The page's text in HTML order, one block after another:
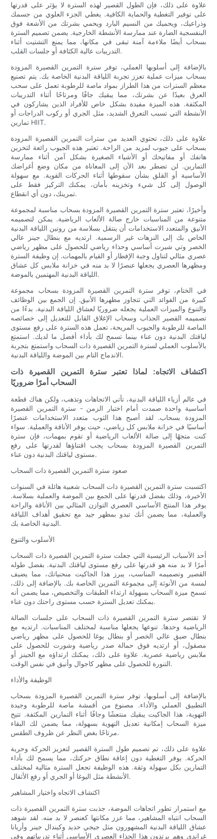
علاوة على ذلك، فإن الطول القصير لهذه السترة لا يؤثر على قدرتها
على توفير التغطية والحماية الكافية. يغطي الجزء العلوي من جسمك
وذراعيك، ويحميك من النسيم البارد ويحمي بشرتك من الأشعة فوق
البنفسجية الضارة عند ممارسة الأنشطة الخارجية. يضمن تصميم السترة
بسحاب أيضًا ملاءمة آمنة تبقى في مكانها، مما يمنع التشتيت أثناء
التدريبات عالية الكثافة أو جلسات القلب.
بالإضافة إلى أسلوبها العملي، توفر سترة التمرين القصيرة المزودة
بسحاب ميزات عملية تعزز تجربة اللياقة البدنية الخاصة بك. يتم تصنيع
معظم السترات من هذا الطراز بمواد ماصة للرطوبة تعمل على سحب
العرق بعيدًا عن بشرتك، مما يبقيك جافًا ومرتاحًا أثناء التدريبات
المكثفة. هذه الميزة مفيدة بشكل خاص للأفراد الذين يشاركون في
الأنشطة التي تسبب التعرق الشديد، مثل الجري أو ركوب الدراجات أو
تمارين HIIT.
علاوة على ذلك، تحتوي العديد من سترات التمرين القصيرة المزودة
بسحاب على جيوب لمزيد من الراحة. تعتبر هذه الجيوب رائعة لتخزين
هاتفك أو مفاتيحك أو الأشياء الصغيرة بشكل آمن أثناء ممارسة
التمارين. لن تضطر بعد الآن إلى المعاناة من مكان وضع أغراضك
الأساسية أو القلق بشأن سقوطها أثناء الحركات القوية. مع سهولة
الوصول إلى كل شيء وتخزينه بأمان، يمكنك التركيز فقط على
تمرينك، دون أي انقطاع.
وأخيرًا، تعتبر سترة التمرين القصيرة المزودة بسحاب مناسبة لمجموعة
متنوعة من المناسبات خارج صالة الألعاب الرياضية. يمكن لتصميمه
الأنيق والمتعدد الاستخدامات أن ينتقل بسلاسة من روتين اللياقة البدنية
الخاص بك إلى النزهات غير الرسمية. ارتديه مع بنطال جينز عالي
الخصر وتي شيرت أساسي وحذاء رياضي للحصول على مظهر رياضي
عصري مثالي لتناول وجبة الإفطار أو القيام بالمهمات. إن وظيفة السترة
ومظهرها العصري يجعلها عنصرًا لا بد منه في خزانة ملابس كل عشاق
اللياقة البدنية المهتمين بالموضة.
في الختام، توفر سترة التمرين القصيرة المزودة بسحاب مجموعة
كبيرة من الفوائد التي تتجاوز مظهرها الأنيق. إن الجمع بين الوظائف
والتنوع والميزات العملية يجعله ضروريًا لعشاق اللياقة البدنية. بدءًا من
تصميمه القصير الجذاب وسحاب الإغلاق القابل للتعديل إلى خصائصه
الماصة للرطوبة والجيوب المريحة، تعمل هذه السترة على رفع مستوى
لياقتك البدنية دون عناء بينما تسمح لك بأداء أفضل ما لديك. استمتع
بالأسلوب العملي لسترة التمرين القصيرة ذات السحاب واستمتع بتجربة
الاندماج التام بين الموضة واللياقة البدنية.
اكتشاف الاتجاه: لماذا تعتبر سترة التمرين القصيرة ذات
السحاب أمرًا ضروريًا
في عالم أزياء اللياقة البدنية، تأتي الاتجاهات وتذهب، ولكن هناك قطعة
أساسية واحدة صمدت أمام اختبار الزمن - سترة التمرين القصيرة
المزودة بسحاب. لقد أصبح هذا الثوب متعدد الاستخدامات عنصرًا
أساسيًا في خزانة ملابس كل رياضي، حيث يوفر الأناقة والعملية. سواء
كنت متجهًا إلى صالة الألعاب الرياضية أو تقوم بمهمات، فإن سترة
التمرين القصيرة المزودة بسحاب يجب اقتناؤها لقدرتها على رفع
مستوى لياقتك البدنية دون عناء.
صعود سترة التمرين القصيرة ذات السحاب
اكتسبت سترة التمرين القصيرة ذات السحاب شعبية هائلة في السنوات
الأخيرة، وذلك بفضل قدرتها على الجمع بين الموضة والعملية بسلاسة.
يوفر هذا المنتج الأساسي العصري التوازن المثالي بين الأناقة والراحة
والعملية، مما يضمن أنك تبدو بمظهر جيد مع تحقيق أهداف اللياقة
البدنية الخاصة بك.
الأسلوب والتنوع
أحد الأسباب الرئيسية التي جعلت سترة التمرين القصيرة ذات السحاب
أمرًا لا بد منه هو قدرتها على رفع مستوى لياقتك البدنية. بفضل طوله
القصير وتصميمه المناسب، يبرز هذا الجاكيت منحنياتك، مما يضيف
لمسة من الأنوثة إلى مجموعة التمرين الخاصة بك. بالإضافة إلى ذلك،
تسمح ميزة السحاب بسهولة ارتداء الطبقات والتخصيص، مما يضمن أنه
يمكنك تعديل السترة حسب مستوى راحتك دون عناء.
لا تقتصر سترة التمرين القصيرة ذات السحاب على جلسات الصالة
الرياضية وحدها. تنوعها يجعلها مناسبة لمختلف المناسبات. ارتديه مع
بنطال ضيق عالي الخصر أو بنطال يوغا للحصول على مظهر رياضي
مصقول، أو ارتديه فوق حمالة صدر رياضية وشورت للحصول على
ملابس رياضية عصرية. علاوة على ذلك، يمكنك ارتداؤه مع الجينز أو
التنورة للحصول على مظهر كاجوال وأنيق في نفس الوقت.
الوظيفة والأداء
بالإضافة إلى أسلوبها، توفر سترة التمرين القصيرة المزودة بسحاب
التطبيق العملي والأداء. مصنوع من أقمشة ماصة للرطوبة وجيدة
التهوية، هذا الجاكيت يبقيك منتعشًا وجافًا أثناء التمارين المكثفة. تتيح
ميزة السحاب إمكانية تعديل التهوية بسهولة، مما يضمن لك البقاء
مرتاحًا بغض النظر عن ظروف الطقس.
علاوة على ذلك، تم تصميم طول السترة القصير لتعزيز الحركة وحرية
الحركة. يوفر التغطية دون إعاقة نطاق حركتك، مما يسمح لك بأداء
التمارين بكل سهولة وثقة. هذه الوظيفة تجعل السترة مثالية لمختلف
الأنشطة مثل اليوغا أو الجري أو رفع الأثقال.
اكتشاف الاتجاه واختيار المشاهير
مع استمرار تطور اتجاهات الموضة، جذبت سترة التمرين القصيرة ذات
السحاب انتباه المشاهير، مما عزز مكانتها كعنصر لا بد منه. لقد شوهد
عشاق اللياقة البدنية المشهورون مثل جيجي حديد وكيندال جينر وأريانا
غراندي وهم يرتدون هذا الحذاء العصري الأساسي أثناء تدريباتهم وفي